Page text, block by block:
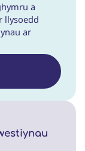
a
llysoedd
ar